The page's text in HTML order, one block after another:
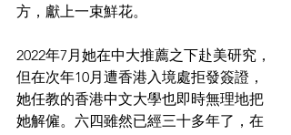
方，獻上一束鮮花。
2022年7月她在中大推薦之下赴美研究，
但在次年10月遭香港入境處拒發簽證，
她任教的香港中文大學也即時無理地把
她解僱。六四雖然已經三十多年了，在